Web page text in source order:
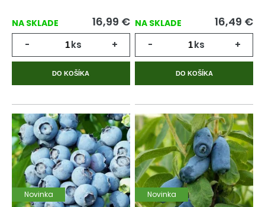
NA SKLADE 16,99 €
- ks +
DO KOŠÍKA
NA SKLADE 16,49 €
- ks +
DO KOŠÍKA
Novinka Novinka